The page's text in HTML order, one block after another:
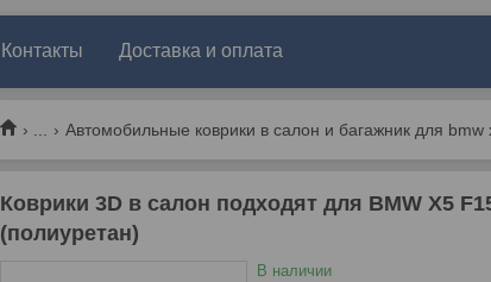
Контакты Доставка и оплата
Автомобильные коврики в салон и багажник для bmw
Коврики 3D в салон подходят для BMW X5
(полиуретан)
В наличии